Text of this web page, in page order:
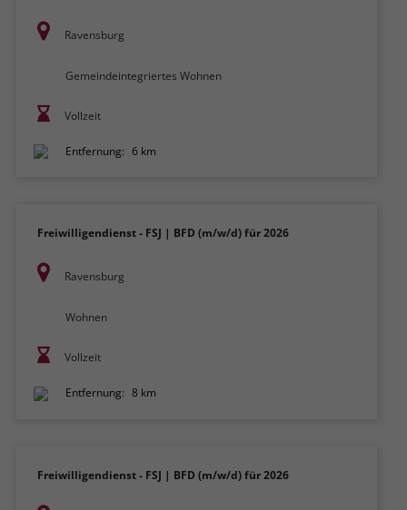
Ravensburg
Gemeindeintegriertes Wohnen
Vollzeit
Entfernung: 6 km
Freiwilligendienst - FSJ | BFD (m/w/d) für 2026
Ravensburg
Wohnen
Vollzeit
Entfernung: 8 km
Freiwilligendienst - FSJ | BFD (m/w/d) für 2026